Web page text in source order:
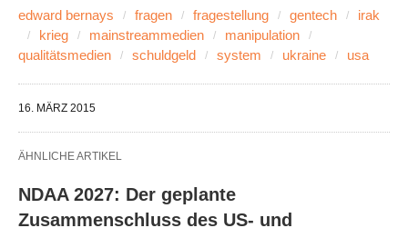
edward bernays fragen fragestellung gentech
irak
krieg
mainstreammedien
manipulation
qualitätsmedien
schuldgeld system ukraine usa
16. MÄRZ 2015
ÄHNLICHE ARTIKEL
NDAA 2027: Der geplante
Zusammenschluss des US- und